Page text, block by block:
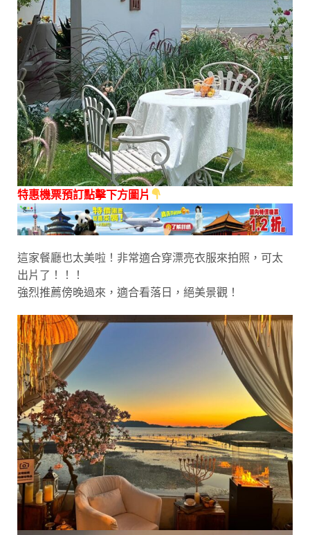
特惠機票預訂點擊下方圖片
這家餐廳也太美啦！非常適合穿漂亮衣服來拍照，可太
出片了！！！
強烈推薦傍晚過來，適合看落日，絕美景觀！